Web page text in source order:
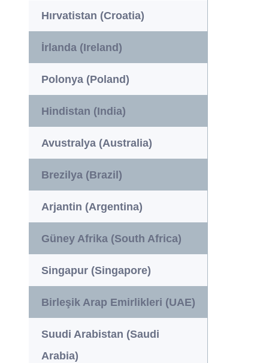
Hırvatistan (Croatia)
İrlanda (Ireland)
Polonya (Poland)
Hindistan (India)
Avustralya (Australia)
Brezilya (Brazil)
Arjantin (Argentina)
Güney Afrika (South Africa)
Singapur (Singapore)
Birleşik Arap Emirlikleri (UAE)
Suudi Arabistan (Saudi
Arabia)